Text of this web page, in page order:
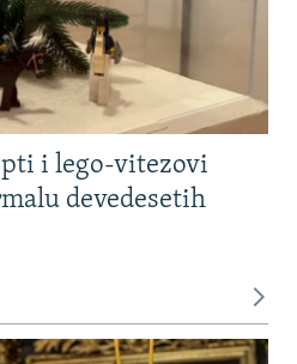
i lego-vitezovi
devedesetih